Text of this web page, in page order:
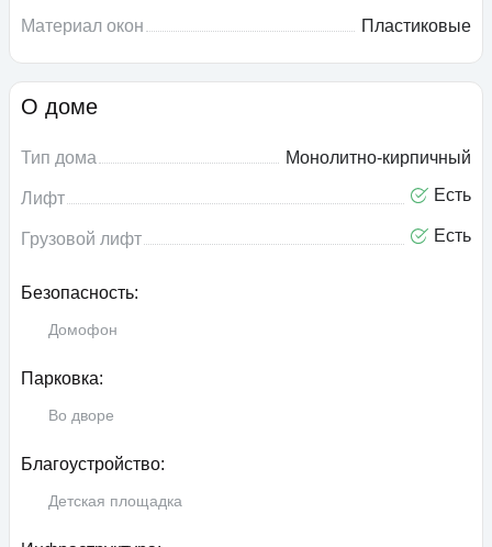
Материал окон
Пластиковые
О доме
Тип дома Монолитно-кирпичный
Лифт Есть
Грузовой лифт Есть
Безопасность:
Домофон
Парковка:
Во дворе
Благоустройство:
Детская площадка